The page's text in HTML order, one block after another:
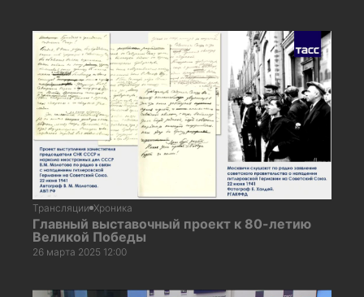
Трансляции Хроника
Главный выставочный проект к 80-летию
Великой Победы
26 марта 2025 12:00